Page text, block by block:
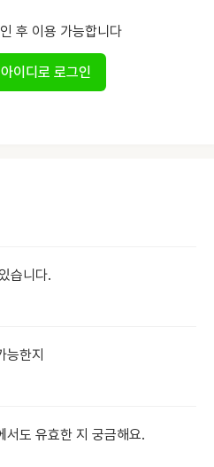
후 이용 가능합니다
이디로 로그인
습니다.
능한지
서도 유효한 지 궁금해요.